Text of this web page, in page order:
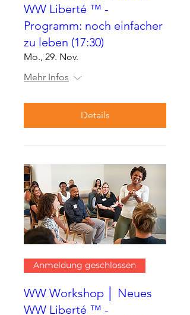
WW Liberté ™ -
Programm: noch einfacher
zu leben (17:30)
Mo., 29. Nov.
Mehr Infos
Details
Anmeldung geschlossen
WW Workshop │ Neues
WW Liberté ™ -